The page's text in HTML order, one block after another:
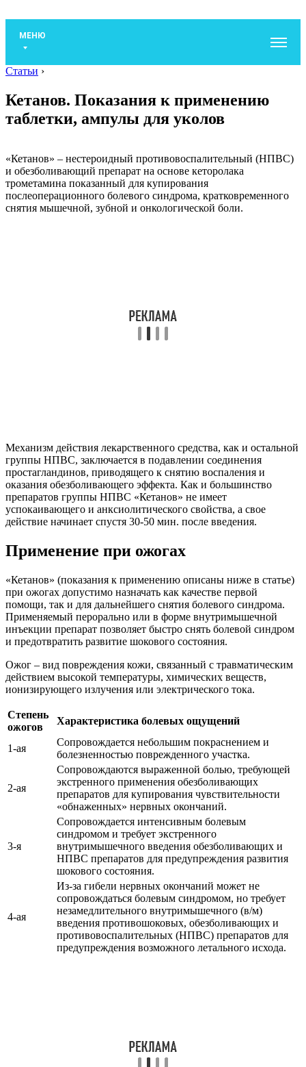
МЕНЮ
Статьи ›
Кетанов. Показания к применению
таблетки, ампулы для уколов
«Кетанов» – нестероидный противовоспалительный (НПВС)
и обезболивающий препарат на основе кеторолака
трометамина показанный для купирования
послеоперационного болевого синдрома, кратковременного
снятия мышечной, зубной и онкологической боли.
Механизм действия лекарственного средства, как и остальной
группы НПВС, заключается в подавлении соединения
простагландинов, приводящего к снятию воспаления и
оказания обезболивающего эффекта. Как и большинство
препаратов группы НПВС «Кетанов» не имеет
успокаивающего и анксиолитического свойства, а свое
действие начинает спустя 30-50 мин. после введения.
Применение при ожогах
«Кетанов» (показания к применению описаны ниже в статье)
при ожогах допустимо назначать как качестве первой
помощи, так и для дальнейшего снятия болевого синдрома.
Применяемый перорально или в форме внутримышечной
инъекции препарат позволяет быстро снять болевой синдром
и предотвратить развитие шокового состояния.
Ожог – вид повреждения кожи, связанный с травматическим
действием высокой температуры, химических веществ,
ионизирующего излучения или электрического тока.
Степень
ожогов
Характеристика болевых ощущений
1-ая
Сопровождается небольшим покраснением и
болезненностью поврежденного участка.
2-ая
Сопровождаются выраженной болью, требующей
экстренного применения обезболивающих
препаратов для купирования чувствительности
«обнаженных» нервных окончаний.
3-я
Сопровождается интенсивным болевым
синдромом и требует экстренного
внутримышечного введения обезболивающих и
НПВС препаратов для предупреждения развития
шокового состояния.
4-ая
Из-за гибели нервных окончаний может не
сопровождаться болевым синдромом, но требует
незамедлительного внутримышечного (в/м)
введения противошоковых, обезболивающих и
противовоспалительных (НПВС) препаратов для
предупреждения возможного летального исхода.